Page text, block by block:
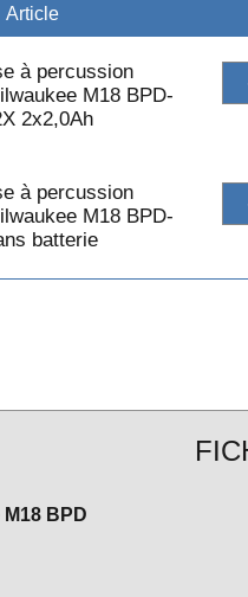
Article
à percussion
M18 BPD-
2x2,0Ah
à percussion
M18 BPD-
batterie
BPD